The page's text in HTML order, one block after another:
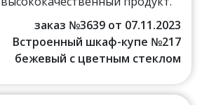
заказ №3639 от 07.11.2023
Встроенный шкаф-купе №217
бежевый с цветным стеклом